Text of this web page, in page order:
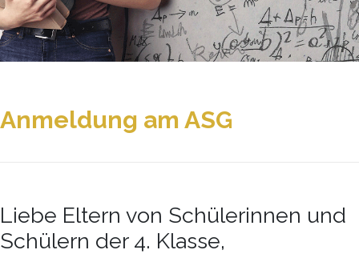
Anmeldung am ASG
Liebe Eltern von Schülerinnen und
Schülern der 4. Klasse,